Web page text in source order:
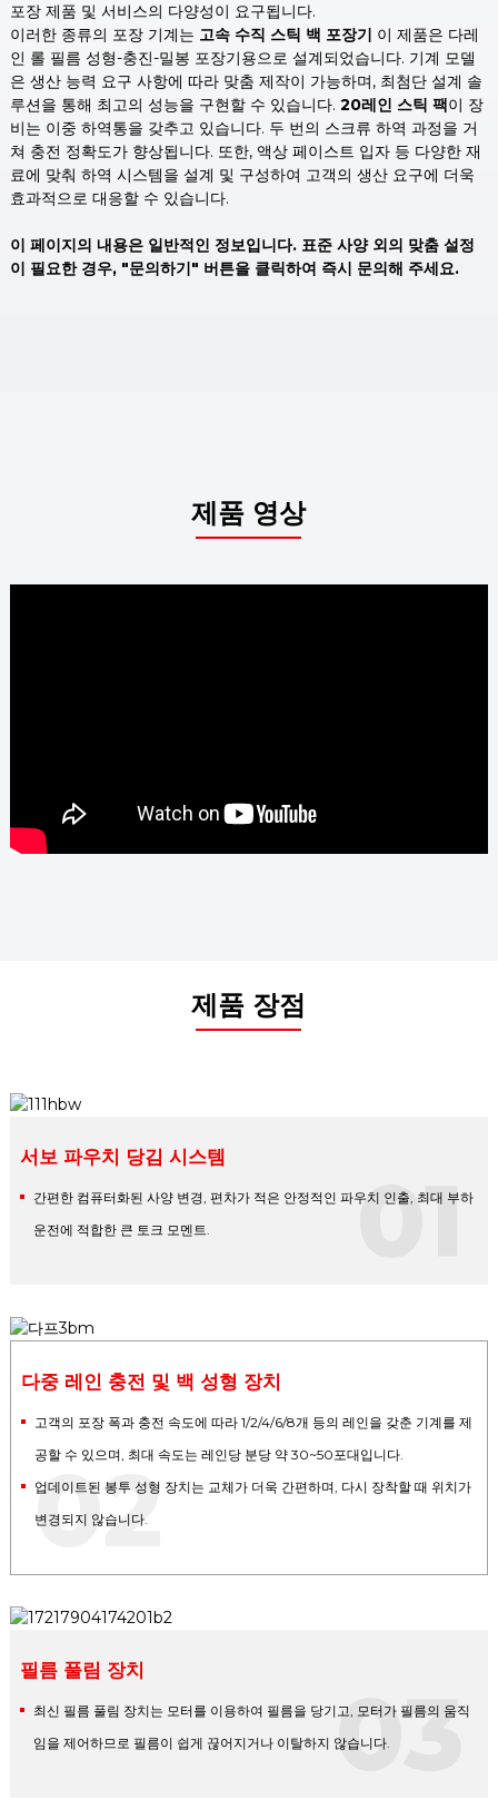
포장 제품 및 서비스의 다양성이 요구됩니다.
이러한 종류의 포장 기계는 고속 수직 스틱 백 포장기 이 제품은 다레
인 롤 필름 성형-충진-밀봉 포장기용으로 설계되었습니다. 기계 모델
은 생산 능력 요구 사항에 따라 맞춤 제작이 가능하며, 최첨단 설계 솔
루션을 통해 최고의 성능을 구현할 수 있습니다. 20레인 스틱 팩이 장
비는 이중 하역통을 갖추고 있습니다. 두 번의 스크류 하역 과정을 거
쳐 충전 정확도가 향상됩니다. 또한, 액상 페이스트 입자 등 다양한 재
료에 맞춰 하역 시스템을 설계 및 구성하여 고객의 생산 요구에 더욱
효과적으로 대응할 수 있습니다.
이 페이지의 내용은 일반적인 정보입니다. 표준 사양 외의 맞춤 설정
이 필요한 경우, "문의하기" 버튼을 클릭하여 즉시 문의해 주세요.
제품 영상
제품 장점
서보 파우치 당김 시스템
간편한 컴퓨터화된 사양 변경, 편차가 적은 안정적인 파우치 인출, 최대 부하
운전에 적합한 큰 토크 모멘트.
01
다중 레인 충전 및 백 성형 장치
고객의 포장 폭과 충전 속도에 따라 1/2/4/6/8개 등의 레인을 갖춘 기계를 제
공할 수 있으며, 최대 속도는 레인당 분당 약 30~50포대입니다.
업데이트된 봉투 성형 장치는 교체가 더욱 간편하며, 다시 장착할 때 위치가
변경되지 않습니다.
02
필름 풀림 장치
최신 필름 풀림 장치는 모터를 이용하여 필름을 당기고, 모터가 필름의 움직
임을 제어하므로 필름이 쉽게 끊어지거나 이탈하지 않습니다.03